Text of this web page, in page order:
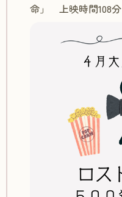
命」 上映時間108分